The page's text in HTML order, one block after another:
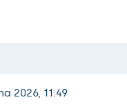
2026, 11:49